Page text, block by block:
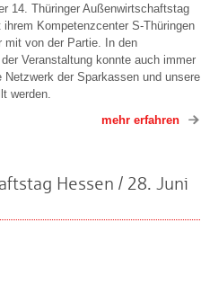
14. Thüringer Außenwirtschaftstag
Kompetenzcenter S-Thüringen
mit von der Partie. In den
Veranstaltung konnte auch immer
Netzwerk der Sparkassen und unsere
werden.
mehr erfahren
Hessen / 28. Juni